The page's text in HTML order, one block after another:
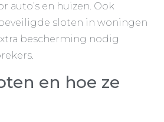
auto’s en huizen. Ook
sloten in woningen
bescherming nodig
en hoe ze